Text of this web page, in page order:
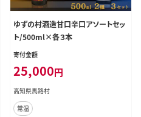
ゆずの村酒造甘口辛口アソートセッ
ト/500ml×各３本
寄付金額
25,000円
高知県馬路村
常温